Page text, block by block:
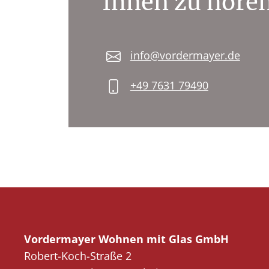
info@vordermayer.de
+49 7631 79490
Vordermayer Wohnen mit Glas GmbH
Robert-Koch-Straße 2